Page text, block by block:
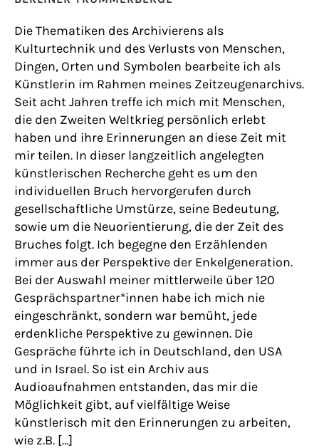
Die Thematiken des Archivierens als
Kulturtechnik und des Verlusts von Menschen,
Dingen, Orten und Symbolen bearbeite ich als
Künstlerin im Rahmen meines Zeitzeugenarchivs.
Seit acht Jahren treffe ich mich mit Menschen,
die den Zweiten Weltkrieg persönlich erlebt
haben und ihre Erinnerungen an diese Zeit mit
mir teilen. In dieser langzeitlich angelegten
künstlerischen Recherche geht es um den
individuellen Bruch hervorgerufen durch
gesellschaftliche Umstürze, seine Bedeutung,
sowie um die Neuorientierung, die der Zeit des
Bruches folgt. Ich begegne den Erzählenden
immer aus der Perspektive der Enkelgeneration.
Bei der Auswahl meiner mittlerweile über 120
Gesprächspartner*innen habe ich mich nie
eingeschränkt, sondern war bemüht, jede
erdenkliche Perspektive zu gewinnen. Die
Gespräche führte ich in Deutschland, den USA
und in Israel. So ist ein Archiv aus
Audioaufnahmen entstanden, das mir die
Möglichkeit gibt, auf vielfältige Weise
künstlerisch mit den Erinnerungen zu arbeiten,
wie z.B. […]